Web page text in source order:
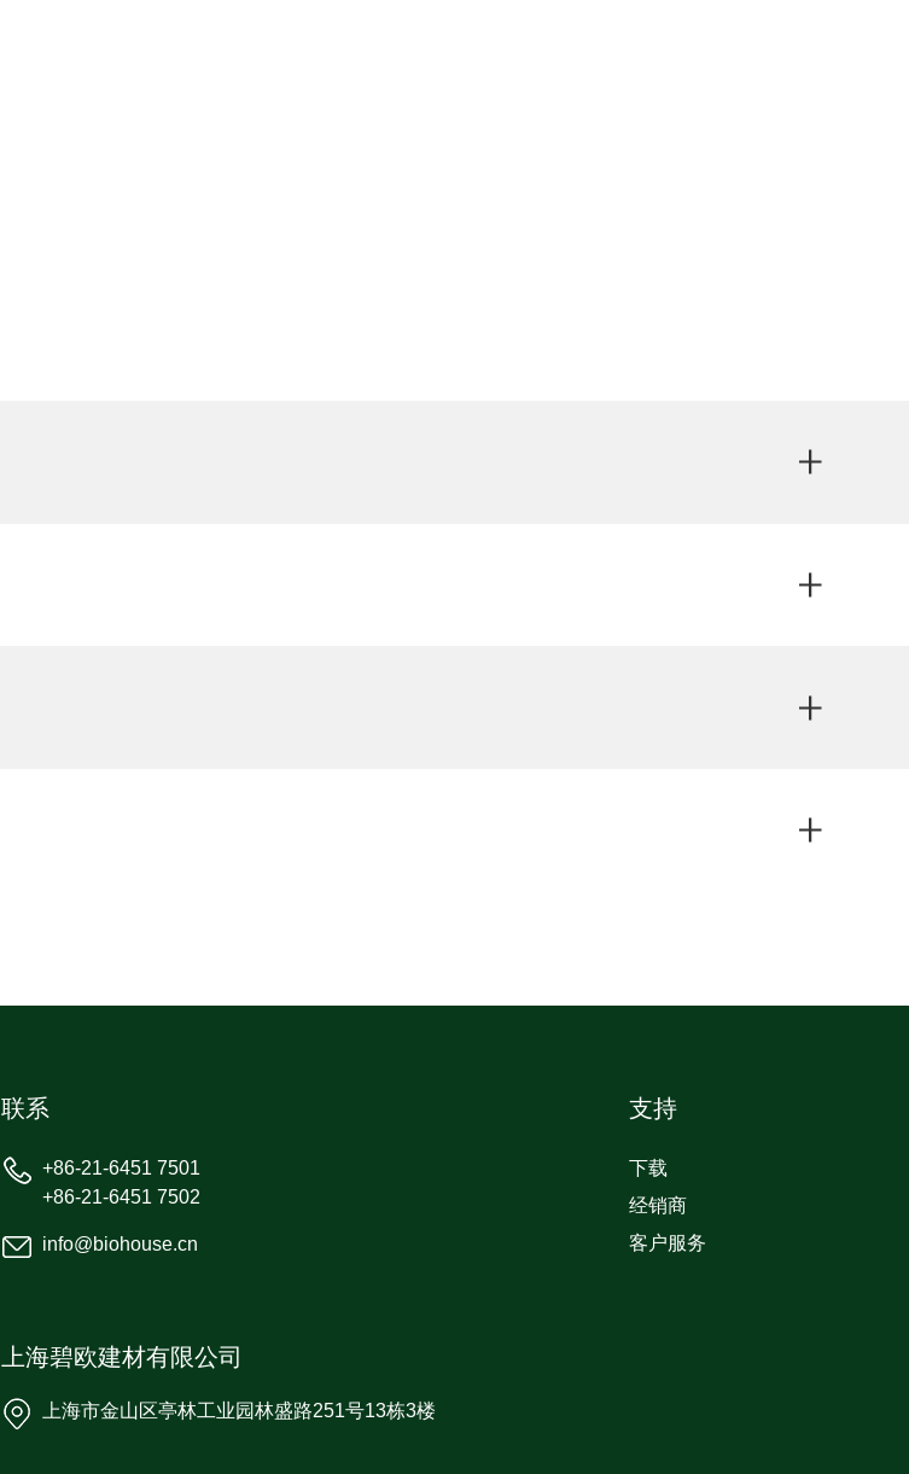
联系
+86-21-6451 7501
+86-21-6451 7502
info@biohouse.cn
上海碧欧建材有限公司
上海市金山区亭林工业园林盛路251号13栋3楼
支持
下载
经销商
客户服务